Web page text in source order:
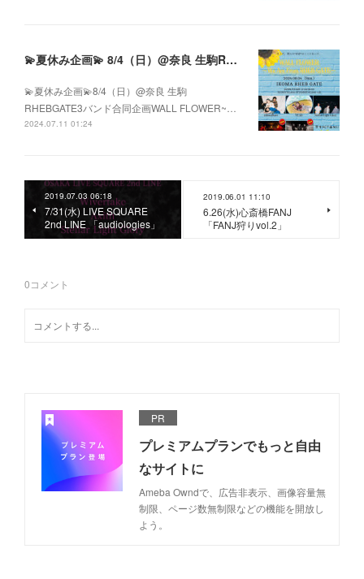
💫夏休み企画💫 8/4（日）@奈良 生駒RHEBGATE 3バンド合同企画 WALL FLOWER ~We Are From RHEB GATE~
💫夏休み企画💫8/4（日）@奈良 生駒
RHEBGATE3バンド合同企画WALL FLOWER~…
2024.07.11 01:24
2019.07.03 06:18
7/31(水) LIVE SQUARE
2nd LINE 「audiologies」
2019.06.01 11:10
6.26(水)心斎橋FANJ
「FANJ狩りvol.2」
0コメント
PR
プレミアムプランでもっと自由
なサイトに
Ameba Owndで、広告非表示、画像容量無
制限、ページ数無制限などの機能を開放し
よう。